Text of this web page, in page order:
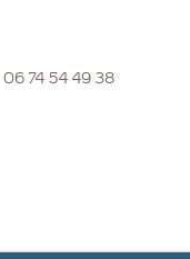
06 74 54 49 38